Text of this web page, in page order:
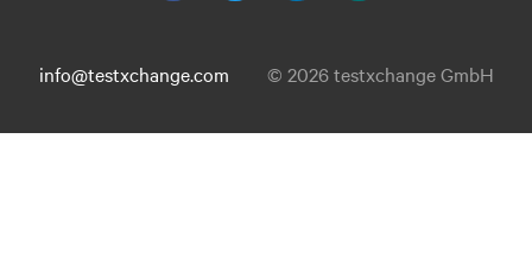
info@testxchange.com © 2026 testxchange GmbH